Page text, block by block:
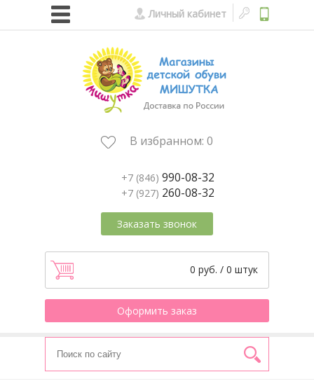
Личный кабинет
В избранном: 0
+7 (846) 990-08-32
+7 (927) 260-08-32
Заказать звонок
0 руб. / 0 штук
Оформить заказ